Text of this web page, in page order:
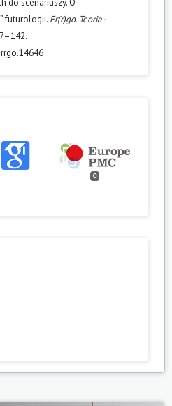
do scenariuszy. O
futurologii. Er(r)go. Teoria -
0